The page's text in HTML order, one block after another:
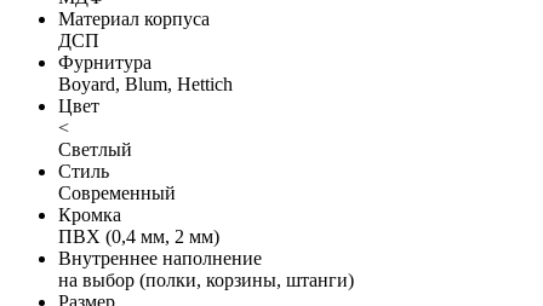
Материал корпуса
ДСП
Фурнитура
Boyard, Blum, Hettich
Цвет
<
Светлый
Стиль
Современный
Кромка
ПВХ (0,4 мм, 2 мм)
Внутреннее наполнение
на выбор (полки, корзины, штанги)
Размер